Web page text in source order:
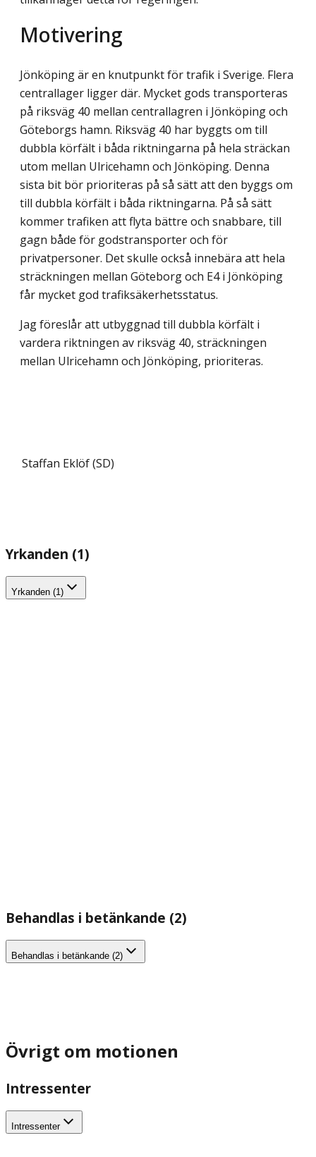
Motivering
Jönköping är en knutpunkt för trafik i Sverige. Flera
centrallager ligger där. Mycket gods transporteras
på riksväg 40 mellan centrallagren i Jönköping och
Göteborgs hamn. Riksväg 40 har byggts om till
dubbla körfält i båda riktningarna på hela sträckan
utom mellan Ulricehamn och Jönköping. Denna
sista bit bör prioriteras på så sätt att den byggs om
till dubbla körfält i båda riktningarna. På så sätt
kommer trafiken att flyta bättre och snabbare, till
gagn både för godstransporter och för
privatpersoner. Det skulle också innebära att hela
sträckningen mellan Göteborg och E4 i Jönköping
får mycket god trafiksäkerhetsstatus.
Jag föreslår att utbyggnad till dubbla körfält i
vardera riktningen av riksväg 40, sträckningen
mellan Ulricehamn och Jönköping, prioriteras.
Staffan Eklöf (SD)
Yrkanden (1)
Yrkanden (1)
Behandlas i betänkande (2)
Behandlas i betänkande (2)
Övrigt om motionen
Intressenter
Intressenter